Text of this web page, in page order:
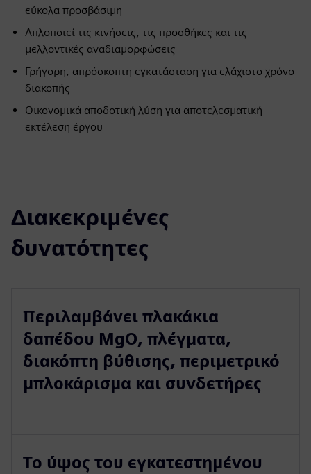
εύκολα προσβάσιμη
Απλοποιεί τις κινήσεις, τις προσθήκες και τις
μελλοντικές αναδιαμορφώσεις
Γρήγορη, απρόσκοπτη εγκατάσταση για ελάχιστο χρόνο
διακοπής
Οικονομικά αποδοτική λύση για αποτελεσματική
εκτέλεση έργου
Διακεκριμένες
δυνατότητες
Περιλαμβάνει πλακάκια
δαπέδου MgO, πλέγματα,
διακόπτη βύθισης, περιμετρικό
μπλοκάρισμα και συνδετήρες
Το ύψος του εγκατεστημένου